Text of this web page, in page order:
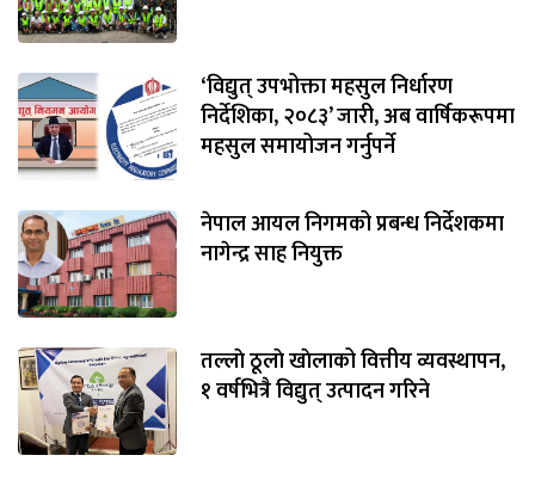
‘विद्युत् उपभोक्ता महसुल निर्धारण
निर्देशिका, २०८३’ जारी, अब वार्षिकरूपमा
महसुल समायोजन गर्नुपर्ने
नेपाल आयल निगमको प्रबन्ध निर्देशकमा
नागेन्द्र साह नियुक्त
तल्लाे ठूलाे खाेलाको वित्तीय व्यवस्थापन,
१ वर्षभित्रै विद्युत् उत्पादन गरिने